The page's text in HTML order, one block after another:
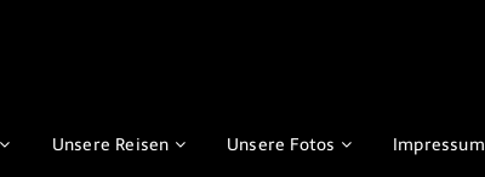
Unsere Reisen Unsere Fotos Impressum